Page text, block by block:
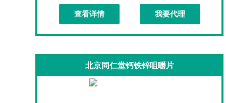
查看详情 我要代理
北京同仁堂钙铁锌咀嚼片